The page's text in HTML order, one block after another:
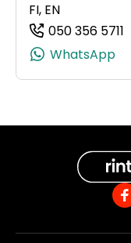
FI, EN
050 356 5711
WhatsApp